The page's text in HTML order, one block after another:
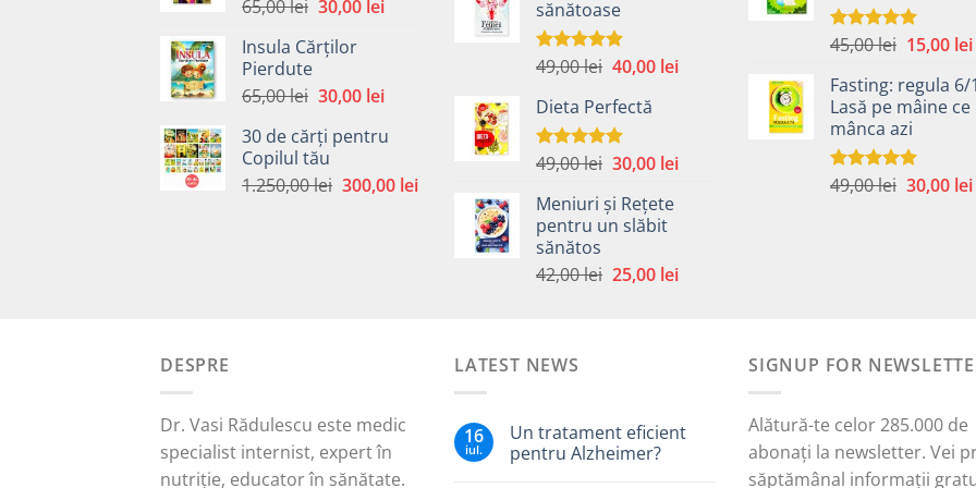
65,00lei Prețul
a
65,00 lei.
30,00 leiPrețul
Insula Cărților
Pierdute
65,00lei Prețul
a
fost:
65,00 lei.
30,00 leiPrețul
este:
30 de cărți pentru
Copilul tău
1.250,00lei Prețul
300,00 leiPrețul
300,00 lei.
fost:
59,00 lei.
sănătoase
Evaluat la
49,00lei Prețul
a
fost:
49,00 lei.
40,00 leiPrețul
Dieta Perfectă
Evaluat la
49,00lei Prețul
a
fost:
30,00 leiPrețul
Meniuri și Rețete
pentru un slăbit
sănătos
42,00lei Prețul
25,00 leiPrețul
59,00 lei.
Evaluat la
45,00lei Prețul
a
fost:
45,00 lei.
15,00 lei
Fasting: regula 6/
Lasă pe mâine
mânca azi
Evaluat la
49,00lei Prețul
30,00 lei
DESPRE
Dr. Vasi Rădulescu este medic
specialist internist, expert în
nutriție, educator în sănătate.
LATEST NEWS
16
iul.
Un tratament eficient
pentru Alzheimer?
SIGNUP FOR
Alătură-te celor 285.000 de
abonați la newsletter. Vei
săptămânal informații